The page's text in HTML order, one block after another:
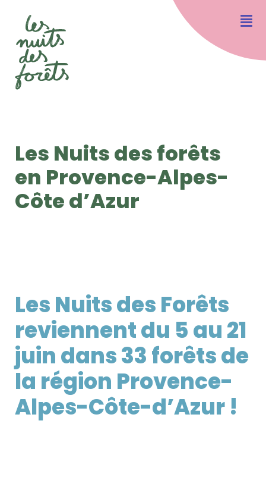
Les Nuits des forêts
en Provence-Alpes-
Côte d’Azur
Les Nuits des Forêts
reviennent du 5 au 21
juin dans 33 forêts de
la région Provence-
Alpes-Côte-d’Azur !